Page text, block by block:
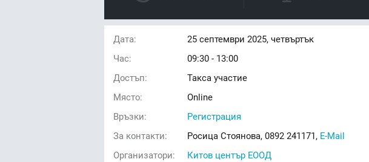
Дата: 25 септември 2025, четвъртък
Час:
09:30 - 13:00
Достъп:
Такса участие
Място:
Online
Връзки:
Регистрация
За контакти:
Росица Стоянова, 0892 241171, E-Mail
Организатори:
Китов център ЕООД